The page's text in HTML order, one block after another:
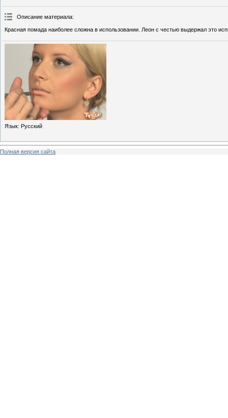
Описание материала:
Красная помада наиболее сложна в использовании. Леон с честью выдержал это
Язык: Русский
Полная версия сайта